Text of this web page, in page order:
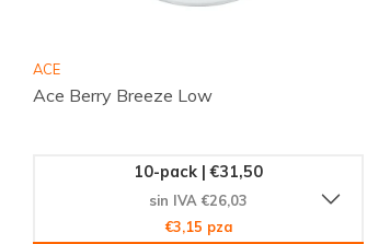
ACE
Ace Berry Breeze Low
10-pack | €31,50
sin IVA €26,03
€3,15 pza